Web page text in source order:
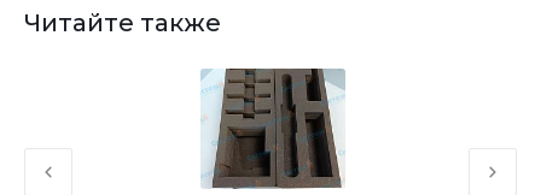
Читайте также